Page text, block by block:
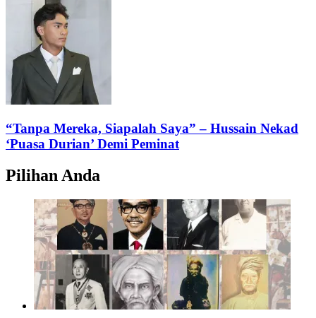
“Tanpa Mereka, Siapalah Saya” – Hussain Nekad
‘Puasa Durian’ Demi Peminat
Pilihan Anda